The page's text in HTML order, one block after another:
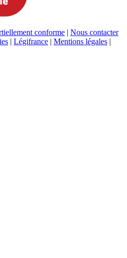
conforme | Nous contacter
| Légifrance | Mentions légales |